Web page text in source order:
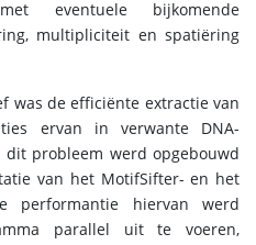
eventuele bijkomende
multipliciteit en spatiëring
was de efficiënte extractie van
ervan in verwante DNA-
probleem werd opgebouwd
van het MotifSifter- en het
performantie hiervan werd
parallel uit te voeren,